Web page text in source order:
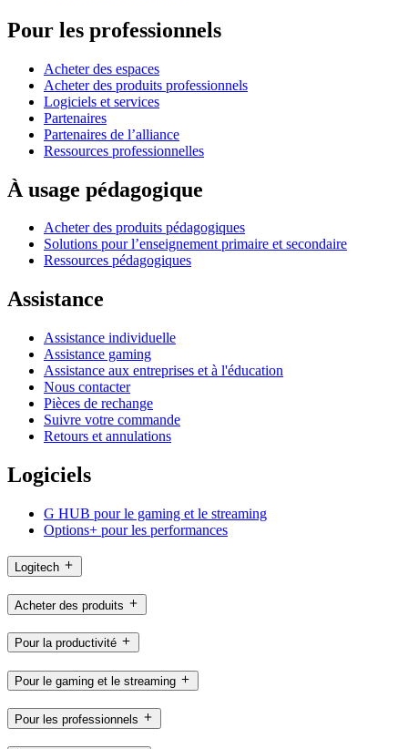
Pour les professionnels
Acheter des espaces
Acheter des produits professionnels
Logiciels et services
Partenaires
Partenaires de l’alliance
Ressources professionnelles
À usage pédagogique
Acheter des produits pédagogiques
Solutions pour l’enseignement primaire et secondaire
Ressources pédagogiques
Assistance
Assistance individuelle
Assistance gaming
Assistance aux entreprises et à l'éducation
Nous contacter
Pièces de rechange
Suivre votre commande
Retours et annulations
Logiciels
G HUB pour le gaming et le streaming
Options+ pour les performances
Logitech
Acheter des produits
Pour la productivité
Pour le gaming et le streaming
Pour les professionnels